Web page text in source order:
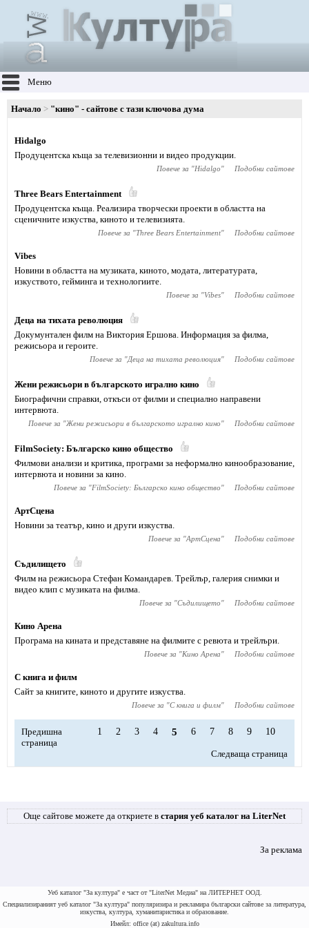
Меню
Начало "кино" - сайтове с тази ключова дума
Hidalgo
Продуцентска къща за телевизионни и видео продукции.
Повече за "Hidalgo" Подобни сайтове
Тhree Bears Entertainment
Продуцентска къща. Реализира творчески проекти в областта на
сценичните изкуства, киното и телевизията.
Повече за "Тhree Bears Entertainment" Подобни сайтове
Vibes
Новини в областта на музиката, киното, модата, литературата,
изкуството, гейминга и технологиите.
Повече за "Vibes" Подобни сайтове
Деца на тихата революция
Докумунтален филм на Виктория Ершова. Информация за филма,
режисьора и героите.
Повече за "Деца на тихата революция" Подобни сайтове
Жени режисьори в българското игрално кино
Биографични справки, откъси от филми и специално направени
интервюта.
Повече за "Жени режисьори в българското игрално кино" Подобни сайтове
FilmSociety: Българско кино общество
Филмови анализи и критика, програми за неформално кинообразование,
интервюта и новини за кино.
Повече за "FilmSociety: Българско кино общество" Подобни сайтове
АртСцена
Новини за театър, кино и други изкуства.
Повече за "АртСцена" Подобни сайтове
Съдилището
Филм на режисьора Стефан Командарев. Трейлър, галерия снимки и
видео клип с музиката на филма.
Повече за "Съдилището" Подобни сайтове
Кино Арена
Програма на кината и представяне на филмите с ревюта и трейлъри.
Повече за "Кино Арена" Подобни сайтове
С книга и филм
Сайт за книгите, киното и другите изкуства.
Повече за "С книга и филм" Подобни сайтове
Предишна
страница
1 2 3 4 5 6 7 8 9 10
Следваща страница
Още сайтове можете да откриете в стария уеб каталог на LiterNet
За реклама
Уеб каталог "За култура" е част от "LiterNet Медиа" на ЛИТЕРНЕТ ООД.
Специализираният уеб каталог "За култура" популяризира и рекламира български сайтове за литература,
изкуства, култура, хуманитаристика и образование.
Имейл: office (at) zakultura.info